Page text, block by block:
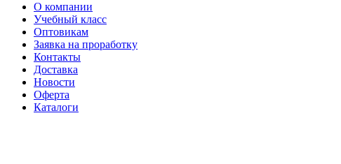
О компании
Учебный класс
Оптовикам
Заявка на проработку
Контакты
Доставка
Новости
Оферта
Каталоги